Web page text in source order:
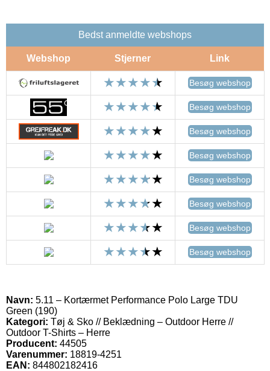
Bedst anmeldte webshops
Webshop Stjerner Link
Besøg webshop
Besøg webshop
Besøg webshop
Besøg webshop
Besøg webshop
Besøg webshop
Besøg webshop
Besøg webshop
Navn: 5.11 – Kortærmet Performance Polo Large TDU
Green (190)
Kategori: Tøj & Sko // Beklædning – Outdoor Herre //
Outdoor T-Shirts – Herre
Producent: 44505
Varenummer: 18819-4251
EAN: 844802182416